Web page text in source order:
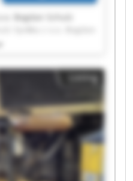
Bogdan Schulz
Schulz Spółka z o.o.
Spółka z o.o. Bogdan
Schulz Spółka z o.o.
Bogdan Schulz
Spółka z o.o. Bogdan
Schulz Spółka z o.o.
Bogdan Schulz
Spółka z o.o. Bogdan
Schulz Spółka z o.o.
Listing